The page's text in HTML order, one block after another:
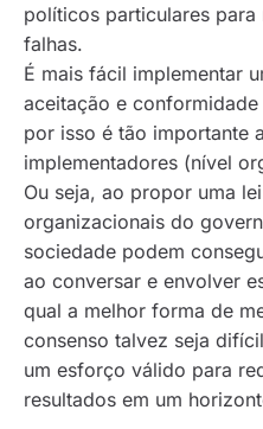
políticos particulares
falhas.
É mais fácil implementar
aceitação e
por isso é tão importante
implementadores (nível
Ou seja, ao propor uma
organizacionais do
sociedade podem
ao conversar e envolver
qual a melhor forma de
consenso talvez seja
um esforço válido para
resultados em um